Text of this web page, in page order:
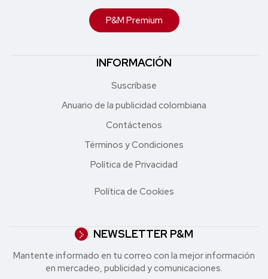
P&M Premium
INFORMACIÓN
Suscríbase
Anuario de la publicidad colombiana
Contáctenos
Términos y Condiciones
Política de Privacidad
Política de Cookies
NEWSLETTER P&M
Mantente informado en tu correo con la mejor in formación
en mercadeo, publicidad y comunicaciones.